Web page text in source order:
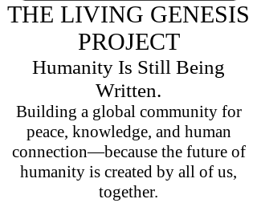
THE LIVING GENESIS
PROJECT
Humanity Is Still Being
Written.
Building a global community for
peace, knowledge, and human
connection—because the future of
humanity is created by all of us,
together.